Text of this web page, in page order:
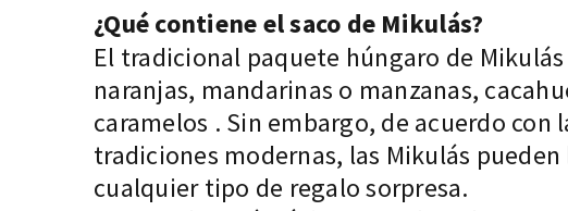
¿Qué contiene el saco de Mikulás?
El tradicional paquete húngaro de
naranjas, mandarinas o manzanas,
caramelos . Sin embargo, de acuerdo con
tradiciones modernas, las Mikulás pueden
cualquier tipo de regalo sorpresa.